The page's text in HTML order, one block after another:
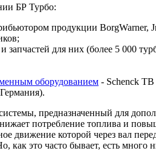
БР Турбо:
продукции
для них (более 5 000
оборудованием - Schenck
предназначенный для
потребление топлива и
движение которой через вал
как это часто бывает, есть много